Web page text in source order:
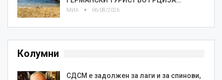
МИА 06/08/2026
Колумни
СДСМ е задолжен за лаги и за спинови,